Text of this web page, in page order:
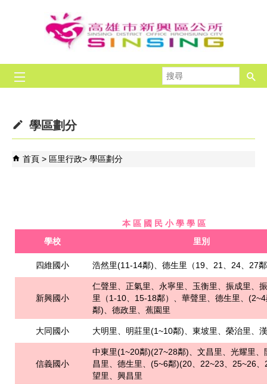
跳到主要內容區塊
尋
學區劃分
首頁 區里行政 學區劃分
本 區 國 民 小 學 學 區
學校
里別
四維國小 浩然里(11-14鄰)、德生里（19、21、24、27
新興國小
仁聲里、正氣里、永寧里、玉衡里、振成里、
里（1-10、15-18鄰）、華聲里、德生里、
鄰)、德政里、蕉園里
大同國小 大明里、明莊里(1~10鄰)、東坡里、榮治里、
信義國小
中東里(1~20鄰)(27~28鄰)、文昌里、光耀里、
昌里、德生里、(5~6鄰)(20、22~23、25~26
望里、興昌里